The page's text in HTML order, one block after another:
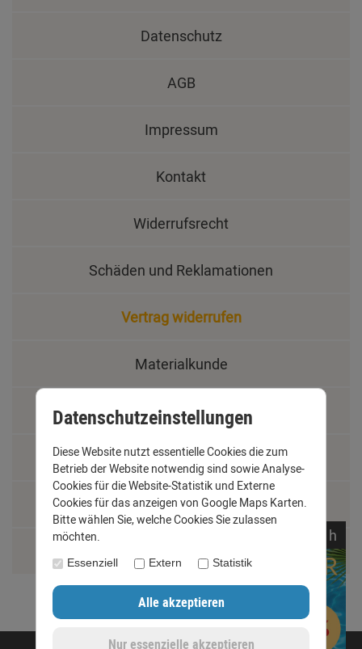
Datenschutz
AGB
Impressum
Kontakt
Widerrufsrecht
Schäden und Reklamationen
Vertrag widerrufen
Materialkunde
Fachbegriffe
Jobs
Montage und Installationshilfen
h
Datenschutzeinstellungen
Diese Website nutzt essentielle Cookies die zum
Betrieb der Website notwendig sind sowie Analyse-
Cookies für die Website-Statistik und Externe
Cookies für das anzeigen von Google Maps Karten.
Bitte wählen Sie, welche Cookies Sie zulassen
möchten.
Essenziell Extern Statistik